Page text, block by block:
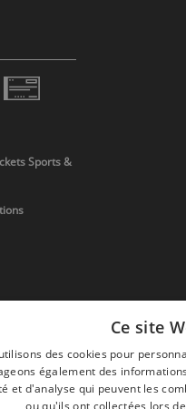
Sports &
sur devis
Ce site
des cookies pour
également des
et d'analyse qui peuvent les
ou qu'ils ont collectées lors